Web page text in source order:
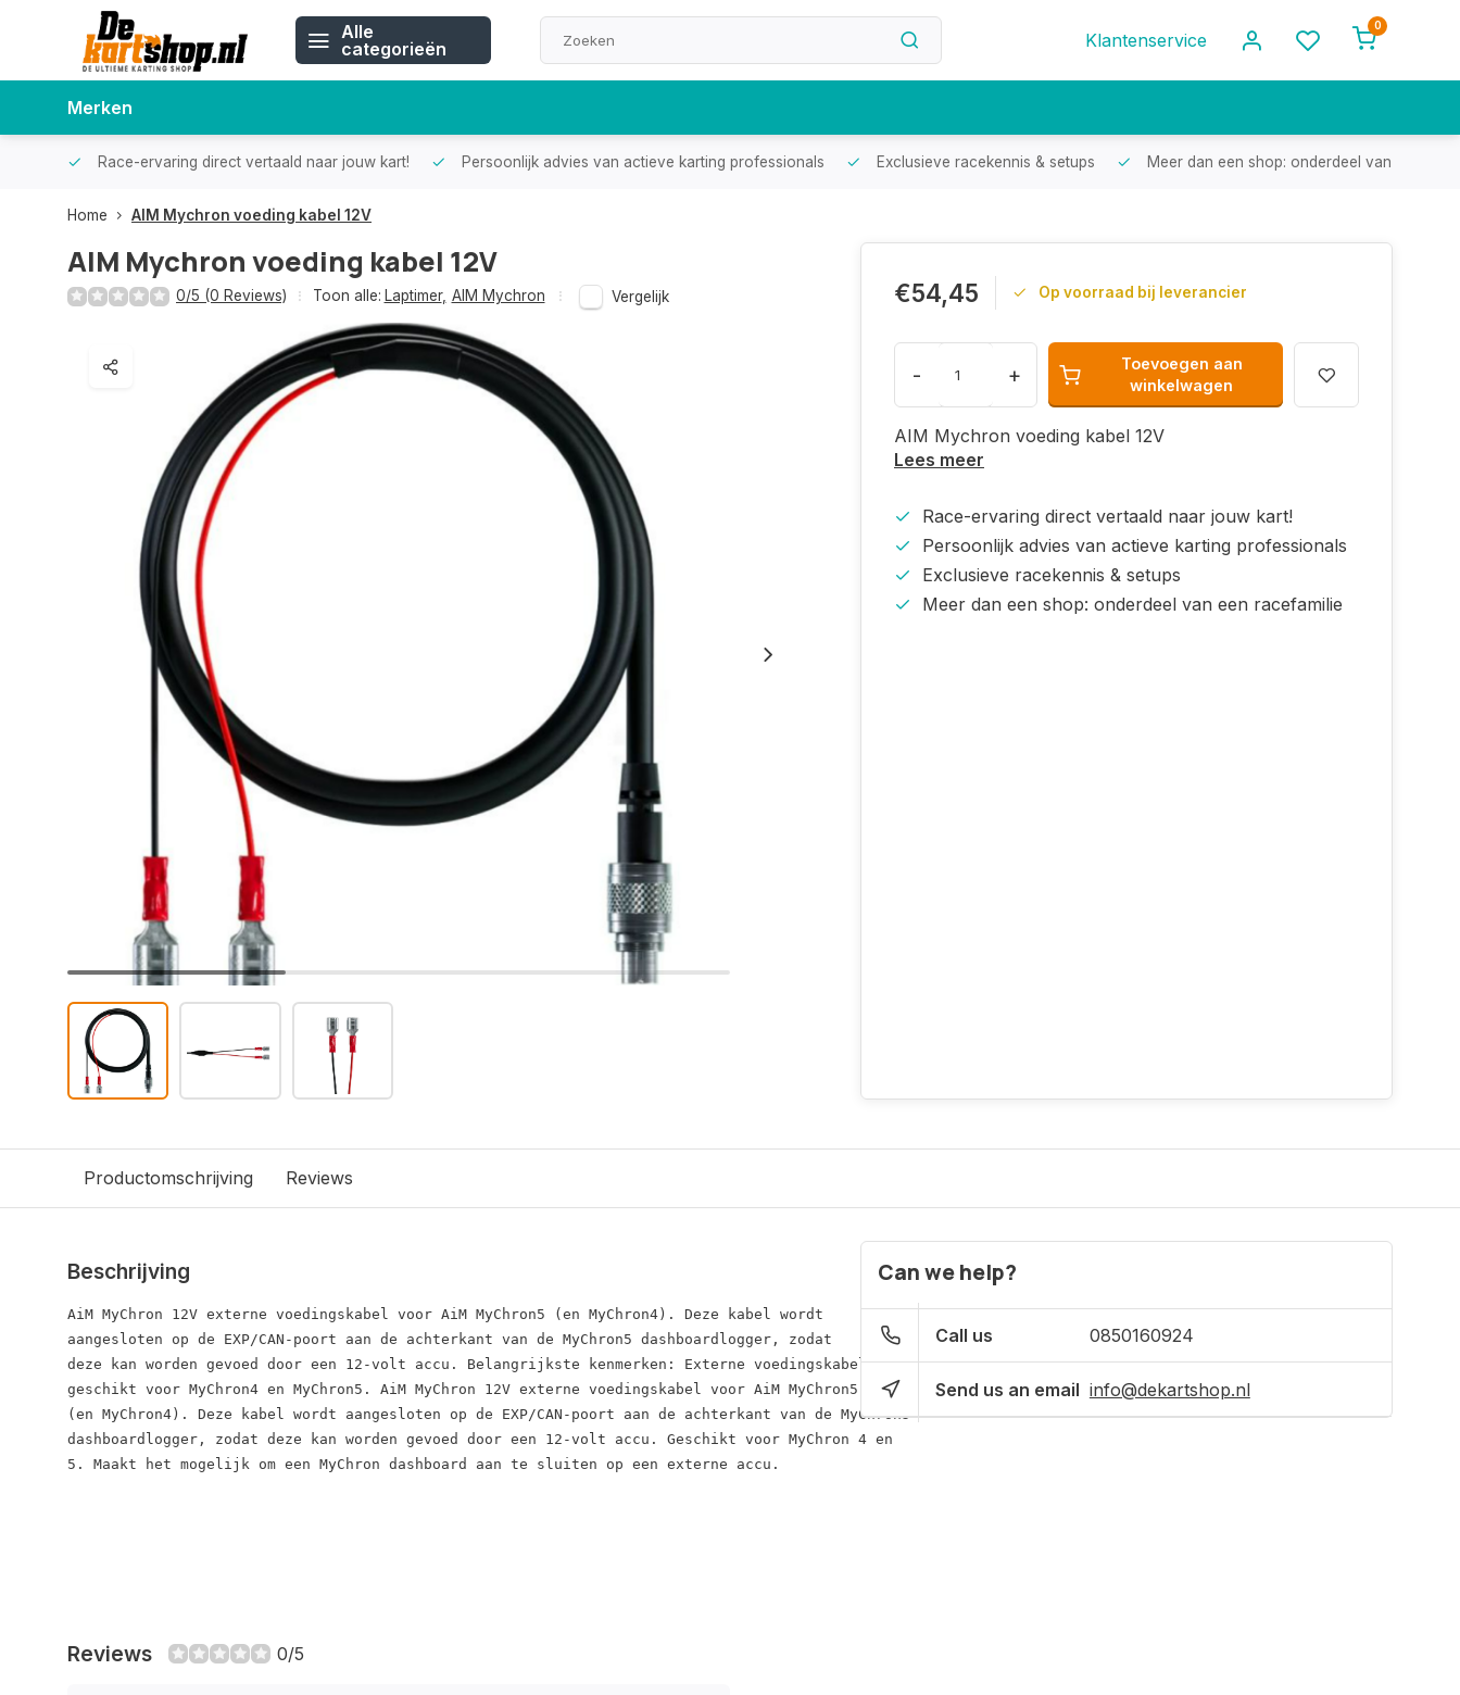
Alle
categorieën
Klantenservice
0
Merken
Race-ervaring direct vertaald naar jouw kart! Persoonlijk advies van actieve karting professionals Exclusieve racekennis & setups Meer dan een shop: onderdeel van een
Home AIM Mychron voeding kabel 12V
AIM Mychron voeding kabel 12V
0/5 (0 Reviews) Toon alle: Laptimer, AIM Mychron Vergelijk €54,45 Op voorraad bij leverancier
- +
Toevoegen aan
winkelwagen
AIM Mychron voeding kabel 12V
Lees meer
Race-ervaring direct vertaald naar jouw kart!
Persoonlijk advies van actieve karting professionals
Exclusieve racekennis & setups
Meer dan een shop: onderdeel van een racefamilie
Productomschrijving Reviews
Beschrijving
AiM MyChron 12V externe voedingskabel voor AiM MyChron5 (en MyChron4). Deze kabel wordt
aangesloten op de EXP/CAN-poort aan de achterkant van de MyChron5 dashboardlogger, zodat
deze kan worden gevoed door een 12-volt accu. Belangrijkste kenmerken: Externe voedingskabel,
geschikt voor MyChron4 en MyChron5. AiM MyChron 12V externe voedingskabel voor AiM MyChron5
(en MyChron4). Deze kabel wordt aangesloten op de EXP/CAN-poort aan de achterkant van de MyChron5
dashboardlogger, zodat deze kan worden gevoed door een 12-volt accu. Geschikt voor MyChron 4 en
5. Maakt het mogelijk om een ​​MyChron dashboard aan te sluiten op een externe accu.
Reviews 0/5
Can we help?
Call us 0850160924
Send us an email info@dekartshop.nl